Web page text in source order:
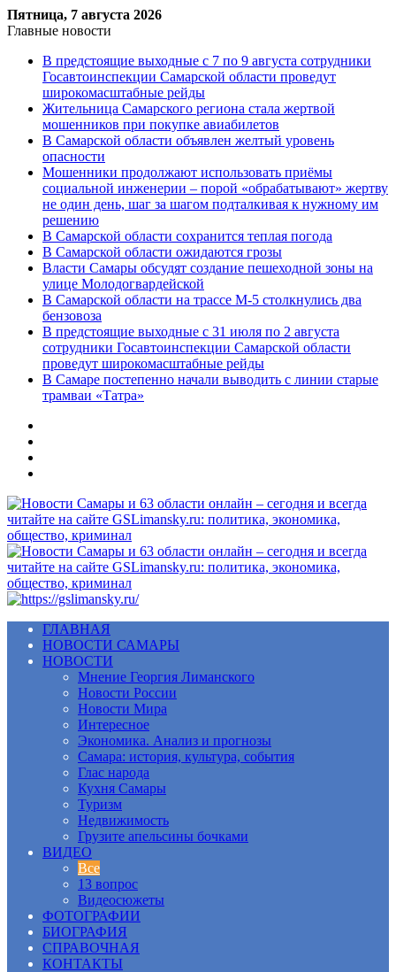
Пятница, 7 августа 2026
Главные новости
В предстоящие выходные с 7 по 9 августа сотрудники
Госавтоинспекции Самарской области проведут
широкомасштабные рейды
Жительница Самарского региона стала жертвой
мошенников при покупке авиабилетов
В Самарской области объявлен желтый уровень
опасности
Мошенники продолжают использовать приёмы
социальной инженерии – порой «обрабатывают» жертву
не один день, шаг за шагом подталкивая к нужному им
решению
В Самарской области сохранится теплая погода
В Самарской области ожидаются грозы
Власти Самары обсудят создание пешеходной зоны на
улице Молодогвардейской
В Самарской области на трассе М-5 столкнулись два
бензовоза
В предстоящие выходные с 31 июля по 2 августа
сотрудники Госавтоинспекции Самарской области
проведут широкомасштабные рейды
В Самаре постепенно начали выводить с линии старые
трамваи «Татра»
Меню
ГЛАВНАЯ
НОВОСТИ САМАРЫ
НОВОСТИ
Мнение Георгия Лиманского
Новости России
Новости Мира
Интересное
Экономика. Анализ и прогнозы
Самара: история, культура, события
Глас народа
Кухня Самары
Туризм
Недвижимость
Грузите апельсины бочками
ВИДЕО
Все
13 вопрос
Видеосюжеты
ФОТОГРАФИИ
БИОГРАФИЯ
СПРАВОЧНАЯ
КОНТАКТЫ